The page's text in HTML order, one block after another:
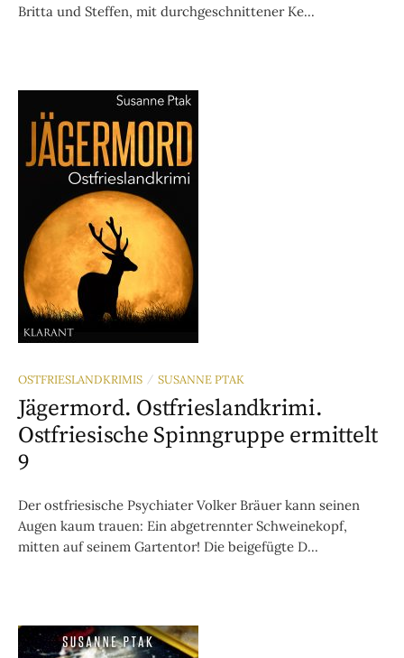
Britta und Steffen, mit durchgeschnittener Ke...
OSTFRIESLANDKRIMIS / SUSANNE PTAK
Jägermord. Ostfrieslandkrimi.
Ostfriesische Spinngruppe ermittelt
9
Der ostfriesische Psychiater Volker Bräuer kann seinen
Augen kaum trauen: Ein abgetrennter Schweinekopf,
mitten auf seinem Gartentor! Die beigefügte D...